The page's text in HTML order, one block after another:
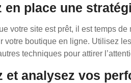
en place une
votre site est prêt, il est temps
votre boutique en ligne. Utilisez
techniques pour attirer
et analysez vos